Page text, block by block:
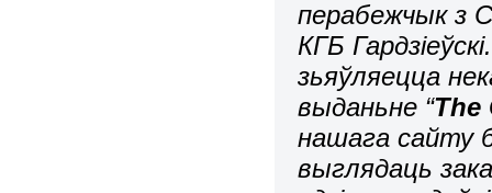
перабежчык з
КГБ
зьяўляецца
выданьне “The
нашага сайту
выглядаць